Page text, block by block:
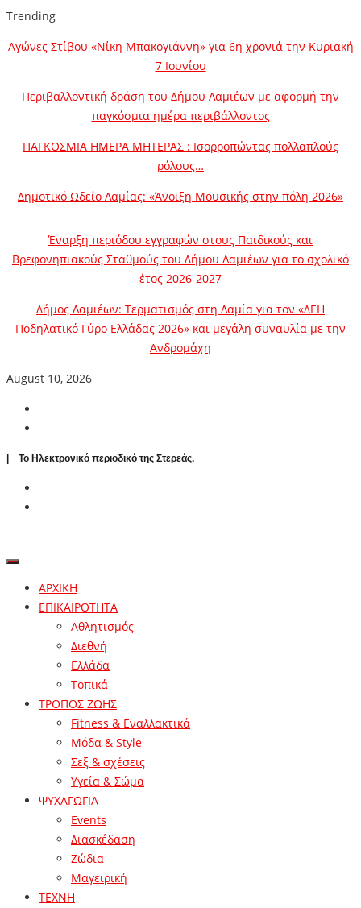
Trending
Αγώνες Στίβου «Νίκη Μπακογιάννη» για 6η χρονιά την Κυριακή
7 Ιουνίου
Περιβαλλοντική δράση του Δήμου Λαμιέων με αφορμή την
παγκόσμια ημέρα περιβάλλοντος
ΠΑΓΚΟΣΜΙΑ ΗΜΕΡΑ ΜΗΤΕΡΑΣ : Ισορροπώντας πολλαπλούς
ρόλους…
Δημοτικό Ωδείο Λαμίας: «Άνοιξη Μουσικής στην πόλη 2026»
Έναρξη περιόδου εγγραφών στους Παιδικούς και
Βρεφονηπιακούς Σταθμούς του Δήμου Λαμιέων για το σχολικό
έτος 2026-2027
Δήμος Λαμιέων: Τερματισμός στη Λαμία για τον «ΔΕΗ
Ποδηλατικό Γύρο Ελλάδας 2026» και μεγάλη συναυλία με την
Ανδρομάχη
August 10, 2026
| To Ηλεκτρονικό περιοδικό της Στερεάς.
ΑΡΧΙΚΗ
ΕΠΙΚΑΙΡΟΤΗΤΑ
Αθλητισμός
Διεθνή
Ελλάδα
Τοπικά
ΤΡΟΠΟΣ ΖΩΗΣ
Fitness & Εναλλακτικά
Μόδα & Style
Σεξ & σχέσεις
Υγεία & Σώμα
ΨΥΧΑΓΩΓΙΑ
Events
Διασκέδαση
Ζώδια
Μαγειρική
ΤΕΧΝΗ